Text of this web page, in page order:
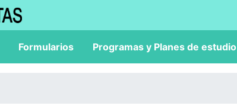
Formularios Programas y Planes de estudio